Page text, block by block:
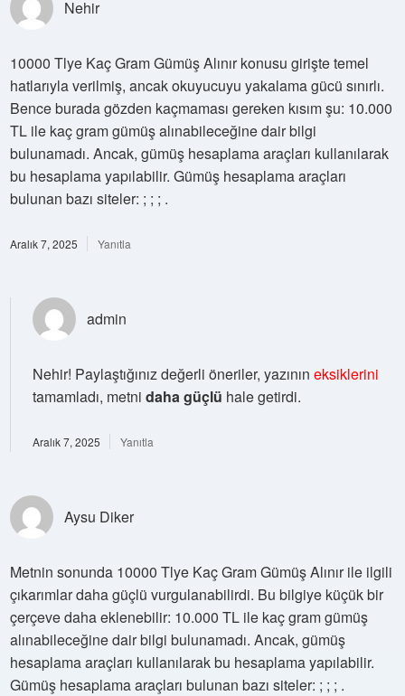
Nehir
10000 Tlye Kaç Gram Gümüş Alınır konusu girişte temel
hatlarıyla verilmiş, ancak okuyucuyu yakalama gücü sınırlı.
Bence burada gözden kaçmaması gereken kısım şu: 10.000
TL ile kaç gram gümüş alınabileceğine dair bilgi
bulunamadı. Ancak, gümüş hesaplama araçları kullanılarak
bu hesaplama yapılabilir. Gümüş hesaplama araçları
bulunan bazı siteler: ; ; ; .
Aralık 7, 2025 Yanıtla
admin
Nehir! Paylaştığınız değerli öneriler, yazının eksiklerini
tamamladı, metni daha güçlü hale getirdi.
Aralık 7, 2025 Yanıtla
Aysu Diker
Metnin sonunda 10000 Tlye Kaç Gram Gümüş Alınır ile ilgili
çıkarımlar daha güçlü vurgulanabilirdi. Bu bilgiye küçük bir
çerçeve daha eklenebilir: 10.000 TL ile kaç gram gümüş
alınabileceğine dair bilgi bulunamadı. Ancak, gümüş
hesaplama araçları kullanılarak bu hesaplama yapılabilir.
Gümüş hesaplama araçları bulunan bazı siteler: ; ; ; .